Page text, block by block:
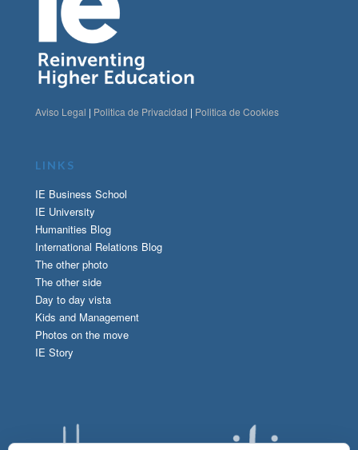
Aviso Legal | Politica de Privacidad | Politica de Cookies
LINKS
IE Business School
IE University
Humanities Blog
International Relations Blog
The other photo
The other side
Day to day vista
Kids and Management
Photos on the move
IE Story